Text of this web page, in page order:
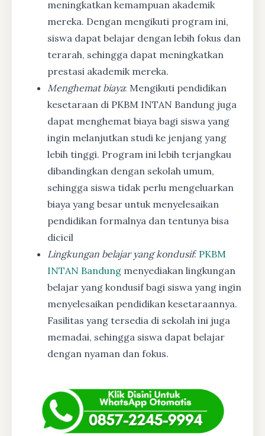
meningkatkan kemampuan akademik
mereka. Dengan mengikuti program ini,
siswa dapat belajar dengan lebih fokus dan
terarah, sehingga dapat meningkatkan
prestasi akademik mereka.
Menghemat biaya: Mengikuti pendidikan
kesetaraan di PKBM INTAN Bandung juga
dapat menghemat biaya bagi siswa yang
ingin melanjutkan studi ke jenjang yang
lebih tinggi. Program ini lebih terjangkau
dibandingkan dengan sekolah umum,
sehingga siswa tidak perlu mengeluarkan
biaya yang besar untuk menyelesaikan
pendidikan formalnya dan tentunya bisa
dicicil
Lingkungan belajar yang kondusif: PKBM
INTAN Bandung menyediakan lingkungan
belajar yang kondusif bagi siswa yang ingin
menyelesaikan pendidikan kesetaraannya.
Fasilitas yang tersedia di sekolah ini juga
memadai, sehingga siswa dapat belajar
dengan nyaman dan fokus.